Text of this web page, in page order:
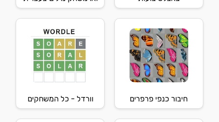
חיבור כנפי פרפרים וורדל - כל המשחקים